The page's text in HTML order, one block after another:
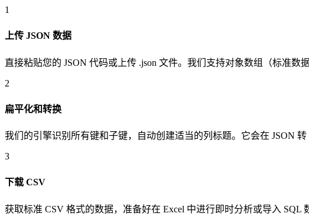
1
上传 JSON 数据
直接粘贴您的 JSON 代码或上传 .json 文件。我们支持对象数组（标准数
2
扁平化和转换
我们的引擎识别所有键和子键，自动创建适当的列标题。它会在 JSON 转
3
下载 CSV
获取标准 CSV 格式的数据，准备好在 Excel 中进行即时分析或导入 SQL